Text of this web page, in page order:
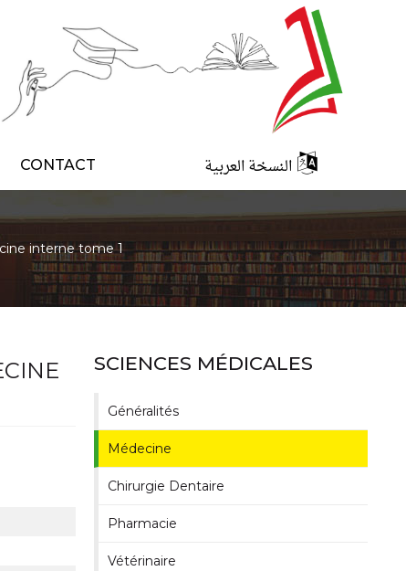
CONTACT النسخة العربية
interne tome 1
SCIENCES MÉDICALES
Généralités
Médecine
Chirurgie Dentaire
Pharmacie
Vétérinaire